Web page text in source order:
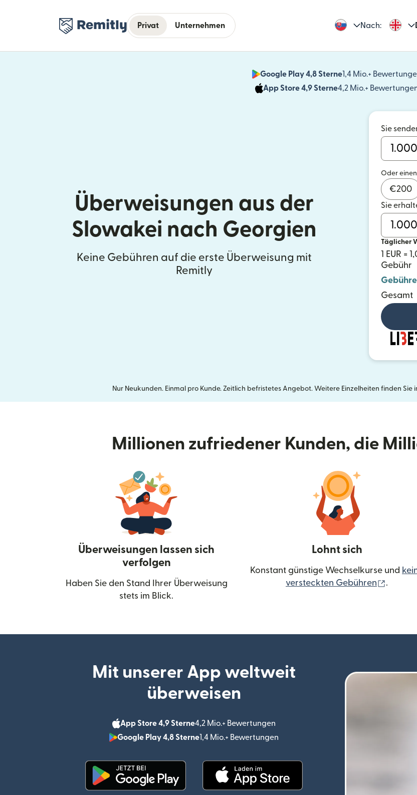
Privat Unternehmen Nach:
Google Play 4,8 Sterne1,4 Mio.+
App Store 4,9 Sterne4,2 Mio.+
Überweisungen aus der
Slowakei nach Georgien
Keine Gebühren auf die erste Überweisung mit
Remitly
Sie
Oder
€200
Sie
Täglicher
1 EUR =
Gebühr
Gesamt
Nur Neukunden. Einmal pro Kunde. Zeitlich befristetes Angebot. Weitere Einzelheiten finden Sie
Millionen zufriedener Kunden, die
Überweisungen lassen sich
verfolgen
Haben Sie den Stand Ihrer Überweisung
stets im Blick.
Lohnt sich
Konstant günstige Wechselkurse und
versteckten Gebühren
(wird
.
Mit unserer App weltweit
überweisen
App Store 4,9 Sterne4,2 Mio.+ Bewertungen
Google Play 4,8 Sterne1,4 Mio.+ Bewertungen